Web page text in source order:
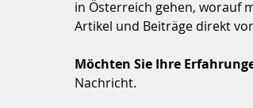
in Österreich gehen, worauf
Artikel und Beiträge direkt
Möchten Sie Ihre
Nachricht.